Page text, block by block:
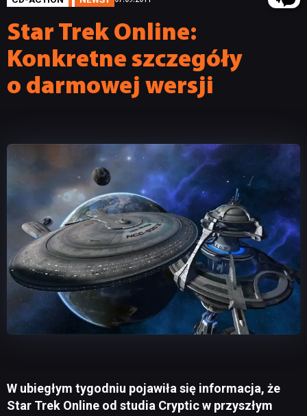
Star Trek Online:
Konkretne szczegóły
o darmowej wersji
W ubiegłym tygodniu pojawiła się informacja, że
Star Trek Online od studia Cryptic w przyszłym